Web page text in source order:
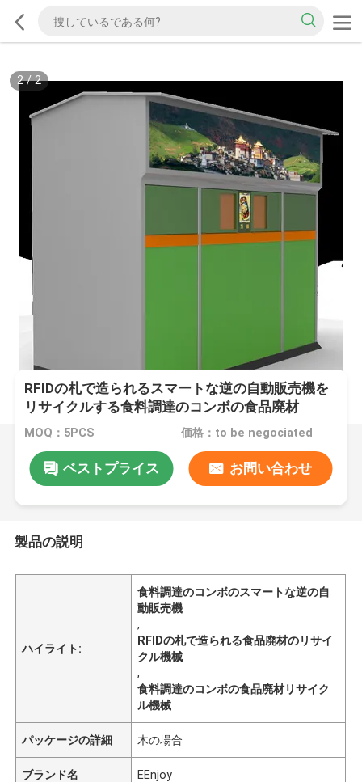
2/2
RFIDの札で造られるスマートな逆の自動販売機を
リサイクルする食料調達のコンボの食品廃材
MOQ：5PCS 価格：to be negociated
ベストプライス お問い合わせ
製品の説明
ハイライト:
食料調達のコンボのスマートな逆の自
動販売機
,
RFIDの札で造られる食品廃材のリサイ
クル機械
,
食料調達のコンボの食品廃材リサイク
ル機械
パッケージの詳細 木の場合
ブランド名 EEnjoy